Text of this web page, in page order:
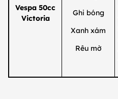
Vespa 50cc
Victoria
Ghi bóng
Xanh xám
Rêu mờ